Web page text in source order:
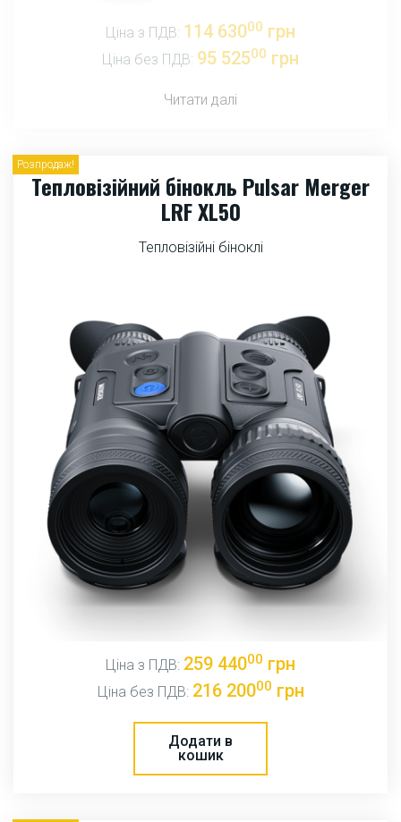
Ціна з ПДВ: 114 63000 грн
Ціна без ПДВ: 95 52500 грн
Читати далі
Розпродаж!
Тепловізійний бінокль Pulsar Merger
LRF XL50
Тепловізійні біноклі
Ціна з ПДВ: 259 44000 грн
Ціна без ПДВ: 216 20000 грн
Додати в
кошик